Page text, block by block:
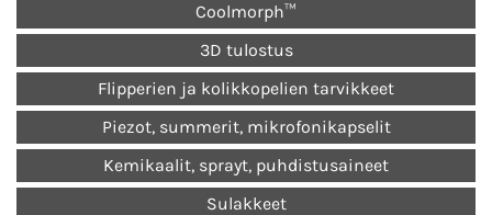
Coolmorph™
3D tulostus
Flipperien ja kolikkopelien tarvikkeet
Piezot, summerit, mikrofonikapselit
Kemikaalit, sprayt, puhdistusaineet
Sulakkeet